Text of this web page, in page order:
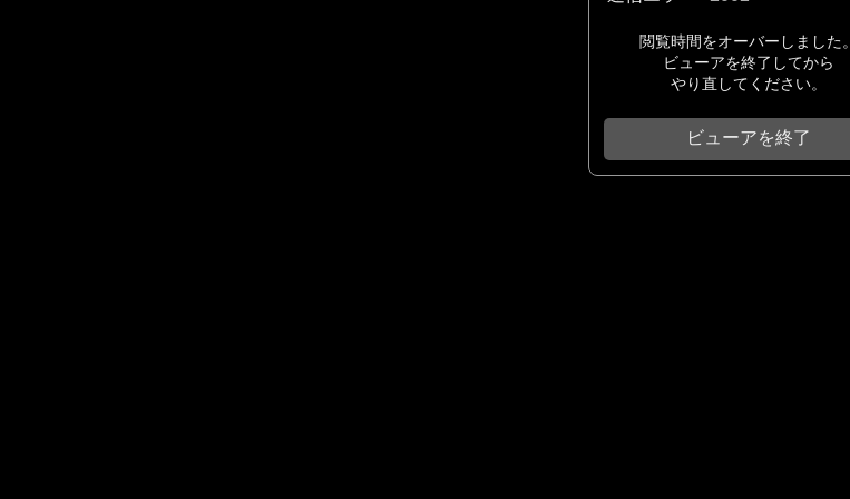
閲覧時間をオーバーしました。
ビューアを終了してから
やり直してください。
ビューアを終了